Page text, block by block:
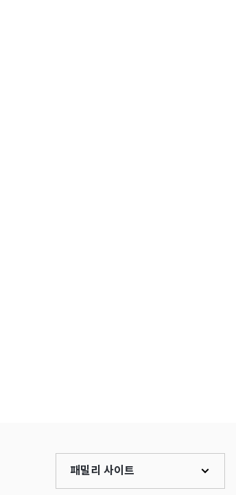
패밀리 사이트